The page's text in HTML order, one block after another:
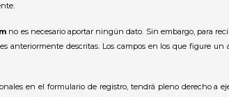
no es necesario aportar ningún dato. Sin embargo, para
anteriormente descritas. Los campos en los que figure
en el formulario de registro, tendrá pleno derecho a